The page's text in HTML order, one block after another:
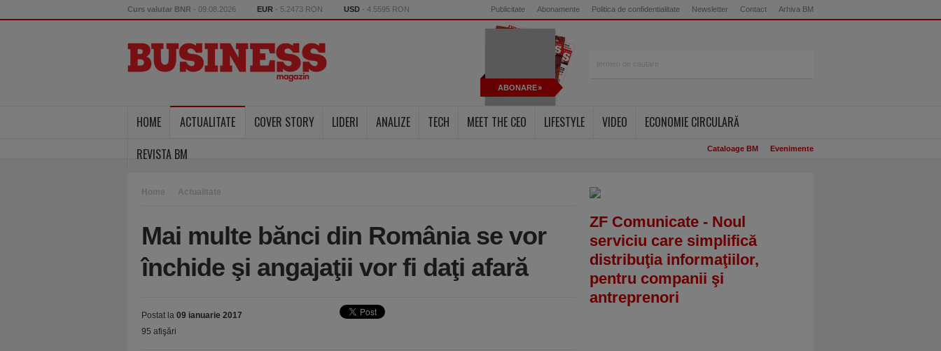
Curs valutar BNR - 09.08.2026 EUR - 5.2473 RON USD - 4.5595 RON Publicitate Abonamente Politica de confidentialitate Newsletter Contact Arhiva BM
ABONARE
HOME ACTUALITATE COVER STORY LIDERI ANALIZE TECH MEET THE CEO LIFESTYLE VIDEO
ECONOMIE CIRCULARĂ
REVISTA BM
Cataloage BM Evenimente
Home Actualitate
Mai multe bănci din România se vor
închide şi angajaţii vor fi daţi afară
Postat la 09 ianuarie 2017
95 afişări
ZF Comunicate - Noul
serviciu care simplifică
distribuţia informaţiilor,
pentru companii şi
antreprenori